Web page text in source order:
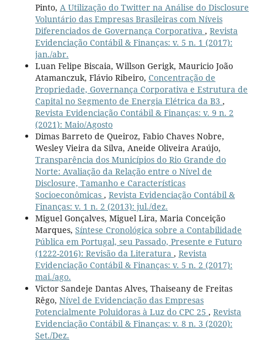
Pinto, A Utilização do Twitter na Análise do Disclosure
Voluntário das Empresas Brasileiras com Níveis
Diferenciados de Governança Corporativa , Revista
Evidenciação Contábil & Finanças: v. 5 n. 1 (2017):
jan./abr.
Luan Felipe Biscaia, Willson Gerigk, Mauricio João
Atamanczuk, Flávio Ribeiro, Concentração de
Propriedade, Governança Corporativa e Estrutura de
Capital no Segmento de Energia Elétrica da B3 ,
Revista Evidenciação Contábil & Finanças: v. 9 n. 2
(2021): Maio/Agosto
Dimas Barreto de Queiroz, Fabio Chaves Nobre,
Wesley Vieira da Silva, Aneide Oliveira Araújo,
Transparência dos Municípios do Rio Grande do
Norte: Avaliação da Relação entre o Nível de
Disclosure, Tamanho e Características
Socioeconômicas , Revista Evidenciação Contábil &
Finanças: v. 1 n. 2 (2013): jul./dez.
Miguel Gonçalves, Miguel Lira, Maria Conceição
Marques, Síntese Cronológica sobre a Contabilidade
Pública em Portugal, seu Passado, Presente e Futuro
(1222-2016): Revisão da Literatura , Revista
Evidenciação Contábil & Finanças: v. 5 n. 2 (2017):
mai./ago.
Victor Sandeje Dantas Alves, Thaiseany de Freitas
Rêgo, Nível de Evidenciação das Empresas
Potencialmente Poluidoras à Luz do CPC 25 , Revista
Evidenciação Contábil & Finanças: v. 8 n. 3 (2020):
Set./Dez.